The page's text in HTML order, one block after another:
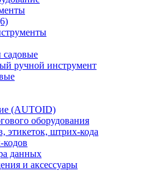
садовые
ручной инструмент
(AUTOID)
оборудования
этикеток, штрих-кода
данных
и аксессуары